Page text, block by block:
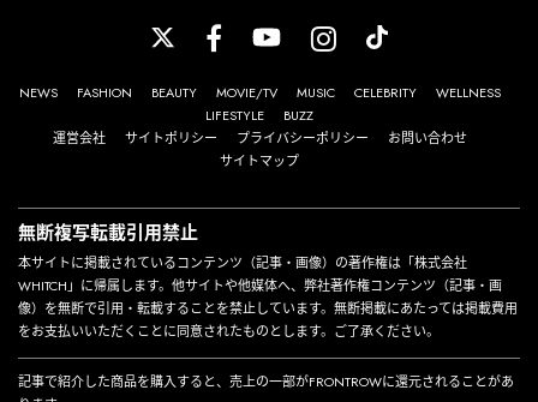
NEWS FASHION BEAUTY MOVIE/TV MUSIC CELEBRITY
WELLNESS
LIFESTYLE
BUZZ
運営会社
サイトポリシー プライバシーポリシー
お問い合わせ
サイトマップ
無断複写転載引用禁止
本サイトに掲載されているコンテンツ（記事・画像）の著作権は「株式会社
WHITCH」に帰属します。他サイトや他媒体へ、弊社著作権コンテンツ（記事・画
像）を無断で引用・転載することを禁止しています。無断掲載にあたっては掲載費用
をお支払いいただくことに同意されたものとします。ご了承ください。
記事で紹介した商品を購入すると、売上の一部がFRONTROWに還元されることがあ